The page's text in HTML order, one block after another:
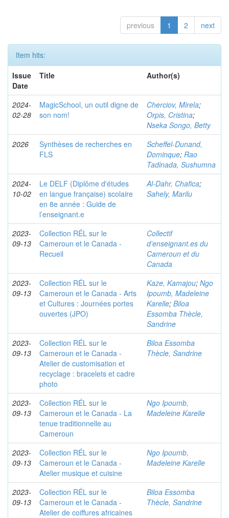
previous 1 2 next
Item hits:
Issue
Date
Title Author(s)
2024-
02-28
MagicSchool, un outil digne de
son nom!
Cherciov, Mirela;
Orpis, Cristina;
Nseka Songo, Betty
2026
Synthèses de recherches en
FLS
Scheffel-Dunand,
Dominque; Rao
Tadinada, Sushumna
2024-
10-02
Le DELF (Diplôme d'études
en langue française) scolaire
en 8e année : Guide de
l’enseignant.e
Al-Dahr, Chafica;
Sahely, Marilu
2023-
09-13
Collection RÉL sur le
Cameroun et le Canada -
Recueil
Collectif
d'enseignant.es du
Cameroun et du
Canada
2023-
09-13
Collection RÉL sur le
Cameroun et le Canada - Arts
et Cultures : Journées portes
ouvertes (JPO)
Kaze, Kamajou; Ngo
Ipoumb, Madeleine
Karelle; Biloa
Essomba Thècle,
Sandrine
2023-
09-13
Collection RÉL sur le
Cameroun et le Canada -
Atelier de customisation et
recyclage : bracelets et cadre
photo
Biloa Essomba
Thècle, Sandrine
2023-
09-13
Collection RÉL sur le
Cameroun et le Canada - La
tenue traditionnelle au
Cameroun
Ngo Ipoumb,
Madeleine Karelle
2023-
09-13
Collection RÉL sur le
Cameroun et le Canada -
Atelier musique et cuisine
Ngo Ipoumb,
Madeleine Karelle
2023-
09-13
Collection RÉL sur le
Cameroun et le Canada -
Atelier de coiffures africaines
Biloa Essomba
Thècle, Sandrine